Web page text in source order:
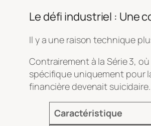
Le défi industriel : Une
Il y a une raison technique
Contrairement à la Série 3,
spécifique uniquementpour
financière devenait suicidaire.
Caractéristique